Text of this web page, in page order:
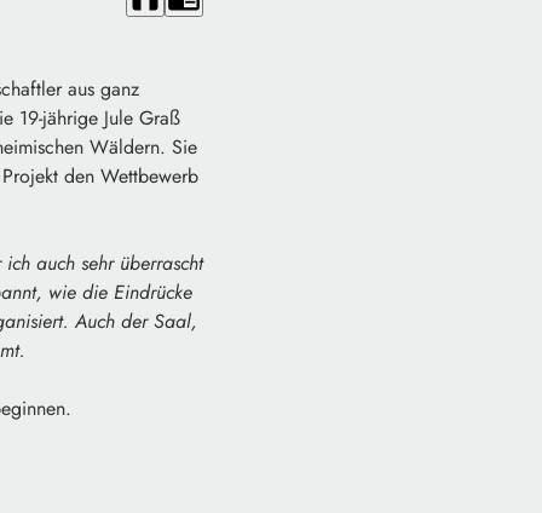
aus ganz
19-jährige Jule Graß
Wäldern. Sie
den Wettbewerb
auch sehr überrascht
wie die Eindrücke
Auch der Saal,